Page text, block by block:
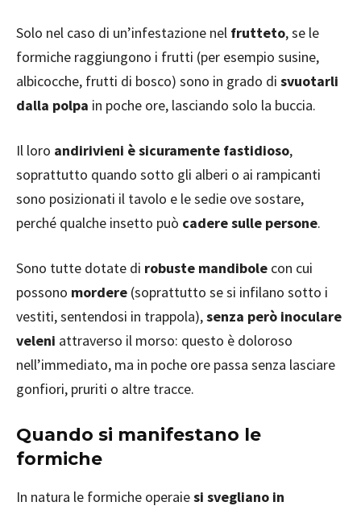
Solo nel caso di un’infestazione nel frutteto, se le
formiche raggiungono i frutti (per esempio susine,
albicocche, frutti di bosco) sono in grado di svuotarli
dalla polpa in poche ore, lasciando solo la buccia.
Il loro andirivieni è sicuramente fastidioso,
soprattutto quando sotto gli alberi o ai rampicanti
sono posizionati il tavolo e le sedie ove sostare,
perché qualche insetto può cadere sulle persone.
Sono tutte dotate di robuste mandibole con cui
possono mordere (soprattutto se si infilano sotto i
vestiti, sentendosi in trappola),senza però inoculare
veleni attraverso il morso: questo è doloroso
nell’immediato, ma in poche ore passa senza lasciare
gonfiori, pruriti o altre tracce.
Quando si manifestano le
formiche
In natura le formiche operaiesi svegliano in